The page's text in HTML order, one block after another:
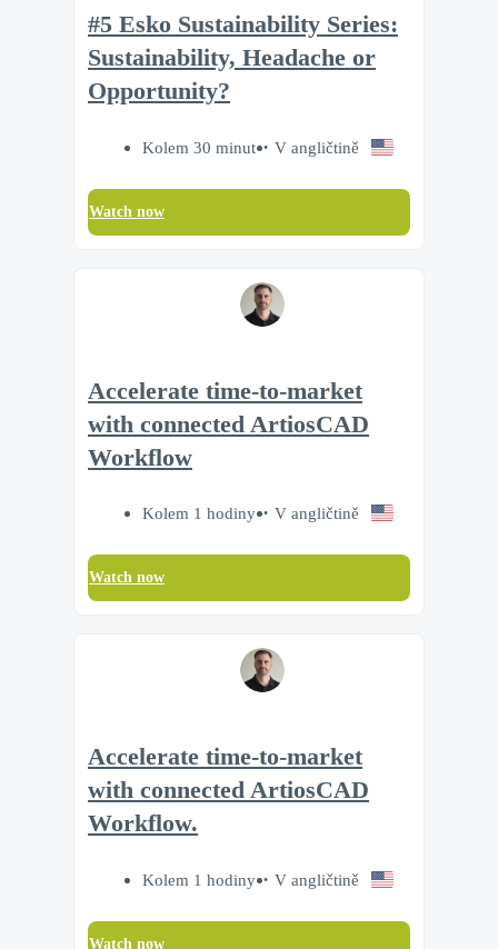
#5 Esko Sustainability Series:
Sustainability, Headache or
Opportunity?
Kolem 30 minut V angličtině
Watch now
Accelerate time‑to‑market
with connected ArtiosCAD
Workflow
Kolem 1 hodiny V angličtině
Watch now
Accelerate time‑to‑market
with connected ArtiosCAD
Workflow.
Kolem 1 hodiny V angličtině
Watch now